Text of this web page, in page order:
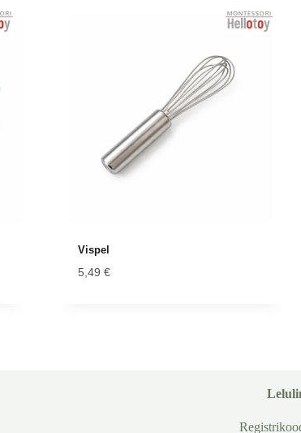
Vispel
5,49 €